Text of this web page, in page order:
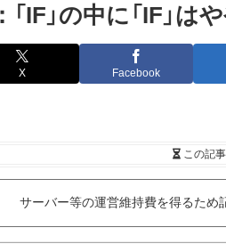
IF」の中に「IF」は
X Facebook
この記
サーバー等の運営維持費を得るため